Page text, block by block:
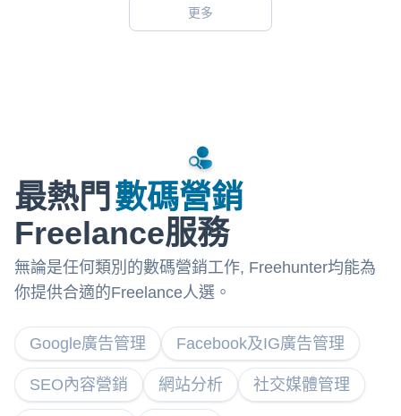
更多
最熱門 數碼營銷
Freelance服務
無論是任何類別的數碼營銷工作, Freehunter均能為
你提供合適的Freelance人選。
Google廣告管理 Facebook及IG廣告管理
SEO內容營銷 網站分析 社交媒體管理